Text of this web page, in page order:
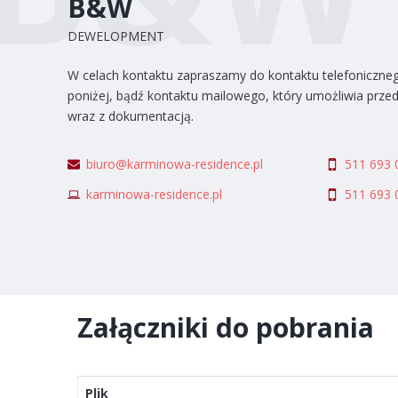
B&W
DEWELOPMENT
W celach kontaktu zapraszamy do kontaktu
poniżej, bądź kontaktu mailowego, który umożliwia
wraz z dokumentacją.
biuro@karminowa-residence.pl
karminowa-residence.pl
511 693
511 693
Załączniki do pobrania
Plik